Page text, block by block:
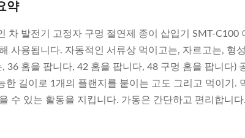
약
차 발전기 고정자 구멍 절연제 종이 삽입기 SMT-C100
사용됩니다. 자동적인 서류상 먹이고는, 자르고는, 형
, 36 홈을 팝니다, 42 홈을 팝니다, 48 구멍 홈을 팝니다)
한 길이로 1개의 플랜지를 붙이는 고도 그리고 먹이기.
수 있는 활동을 지킵니다. 가동은 간단하고 편리합니